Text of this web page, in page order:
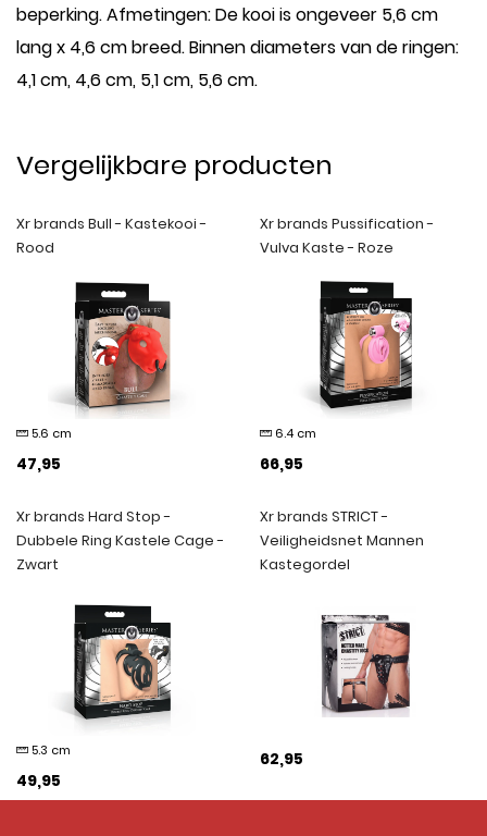
beperking. Afmetingen: De kooi is ongeveer 5,6 cm
lang x 4,6 cm breed. Binnen diameters van de ringen:
4,1 cm, 4,6 cm, 5,1 cm, 5,6 cm.
Vergelijkbare producten
Xr brands Bull - Kastekooi -
Rood
5.6 cm
47,95
Xr brands Pussification -
Vulva Kaste - Roze
6.4 cm
66,95
Xr brands Hard Stop -
Dubbele Ring Kastele Cage -
Zwart
5.3 cm
49,95
Xr brands STRICT -
Veiligheidsnet Mannen
Kastegordel
62,95